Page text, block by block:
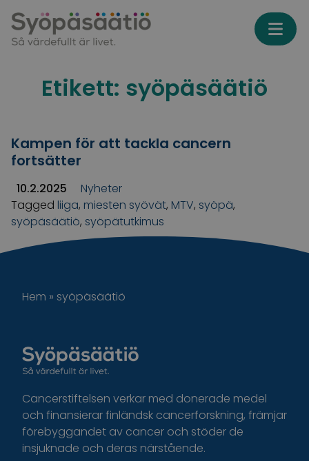
Etikett: syöpäsäätiö
Kampen för att tackla cancern
fortsätter
10.2.2025
Nyheter
Tagged liiga, miesten syövät, MTV, syöpä,
syöpäsäätiö, syöpätutkimus
Hem » syöpäsäätiö
Cancerstiftelsen verkar med donerade medel
och finansierar finländsk cancerforskning, främjar
förebyggandet av cancer och stöder de
insjuknade och deras närstående.